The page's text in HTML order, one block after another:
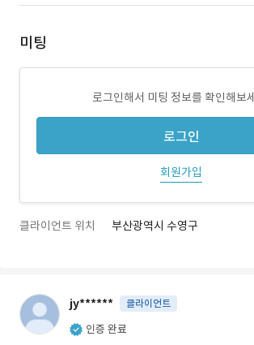
미팅
로그인해서 미팅 정보를 확인해보
로그인
회원가입
클라이언트 위치 부산광역시 수영구
jy****** 클라이언트
인증 완료